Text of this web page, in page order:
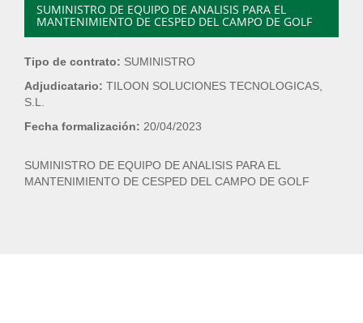
SUMINISTRO DE EQUIPO DE ANALISIS PARA EL
MANTENIMIENTO DE CESPED DEL CAMPO DE GOLF
Tipo de contrato: SUMINISTRO
Adjudicatario: TILOON SOLUCIONES TECNOLOGICAS,
S.L.
Fecha formalización: 20/04/2023
SUMINISTRO DE EQUIPO DE ANALISIS PARA EL
MANTENIMIENTO DE CESPED DEL CAMPO DE GOLF